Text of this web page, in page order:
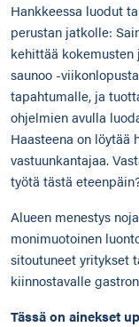
Hankkeessa luodut
perustan jatkolle:
kehittää kokemusten
saunoo -
tapahtumalle, ja
ohjelmien avulla
Haasteena on löytää
vastuunkantajaa.
työtä tästä
Alueen menestys
monimuotoinen
sitoutuneet yritykset
kiinnostavalle
Tässä on ainekset